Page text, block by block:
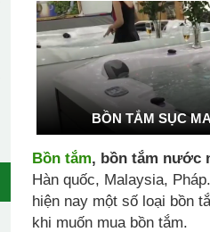
BỒN TẮM SỤC
Bồn tắm, bồn tắm nước
Hàn quốc, Malaysia,
hiện nay một số loại bồn
khi muốn mua bồn tắm.